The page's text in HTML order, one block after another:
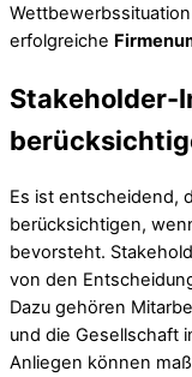
erfolgreiche
Stakeholder-
Es ist entscheidend,
berücksichtigen,
bevorsteht.
von den
Dazu gehören
und die Gesellschaft
Anliegen können